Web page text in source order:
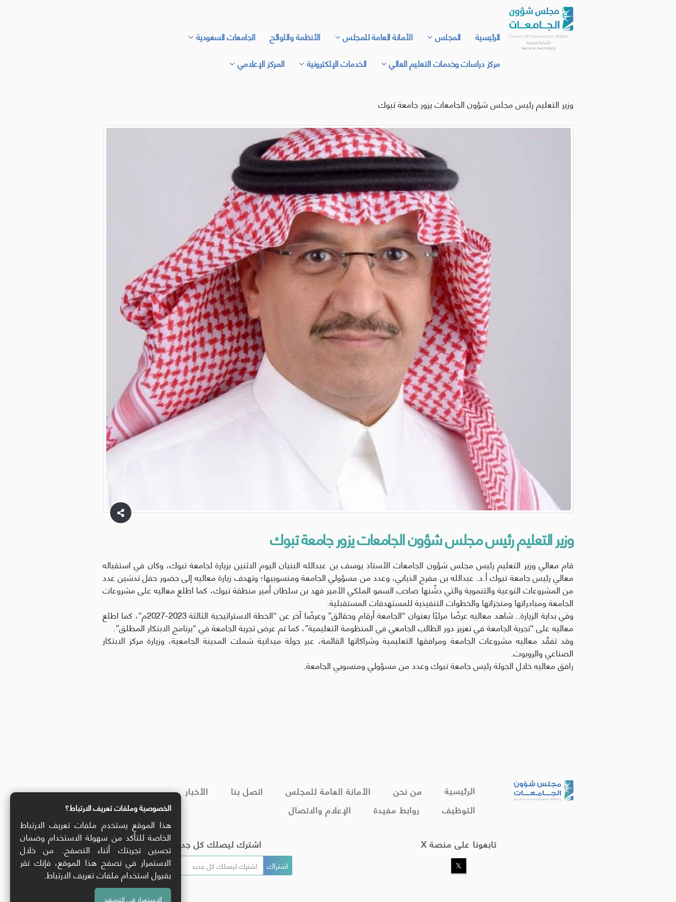
الرئيسية المجلس الأمانة العامة للمجلس الأنظمة واللوائح
الجامعات السعودية
مركز دراسات وخدمات التعليم العالي
الخدمات الإلكترونية المركز الإعلامي
وزير التعليم رئيس مجلس شؤون الجامعات يزور جامعة تبوك
وزير التعليم رئيس مجلس شؤون الجامعات يزور جامعة تبوك
قام معالي وزير التعليم رئيس مجلس شؤون الجامعات الأستاذ يوسف بن عبدالله البنيان اليوم الاثنين بزيارة لجامعة تبوك، وكان في استقباله
معالي رئيس جامعة تبوك أ.د. عبدالله بن مفرح الذيابي، وعدد من مسؤولي الجامعة ومنسوبيها؛ وتهدف زيارة معاليه إلى حضور حفل تدشين عدد
من المشروعات النوعية والتنموية والتي دشّنها صاحب السمو الملكي الأمير فهد بن سلطان أمير منطقة تبوك، كما اطلع معاليه على مشروعات
الجامعة ومبادراتها ومنجزاتها والخطوات التنفيذية للمستهدفات المستقبلية.
وفي بداية الزيارة.. شاهد معاليه عرضًا مرئيًا بعنوان “الجامعة أرقام وحقائق” وعرضًا آخر عن “الخطة الاستراتيجية الثالثة 2023-2027م”، كما اطلع
معاليه على “تجربة الجامعة في تعزيز دور الطالب الجامعي في المنظومة التعليمية”، كما تم عرض تجربة الجامعة في “برنامج الابتكار المطلق”.
وقد تفقّد معاليه مشروعات الجامعة ومرافقها التعليمية وشراكاتها القائمة، عبر جولة ميدانية شملت المدينة الجامعية، وزيارة مركز الابتكار
الصناعي والروبوت.
رافق معاليه خلال الجولة رئيس جامعة تبوك وعدد من مسؤولي ومنسوبي الجامعة.
الرئيسية من نحن الأمانة العامة للمجلس اتصل بنا
الأخبار
التوظيف
روابط مفيدة الإعلام والاتصال
تابعونا على منصة X اشترك ليصلك كل جديد
الخصوصية وملفات تعريف الارتباط؟
هذا الموقع يستخدم ملفات تعريف الارتباط
الخاصة للتأكد من سهولة الاستخدام وضمان
تحسين تجربتك أثناء التصفح. من خلال
الاستمرار في تصفح هذا الموقع، فإنك تقر
بقبول استخدام ملفات تعريف الارتباط.
الاستمرار في التصفح